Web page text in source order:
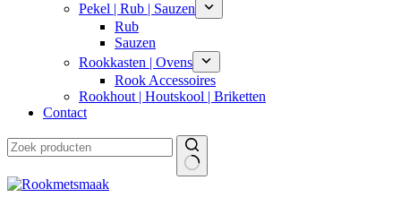
Pekel | Rub | Sauzen
Rub
Sauzen
Rookkasten | Ovens
Rook Accessoires
Rookhout | Houtskool | Briketten
Contact